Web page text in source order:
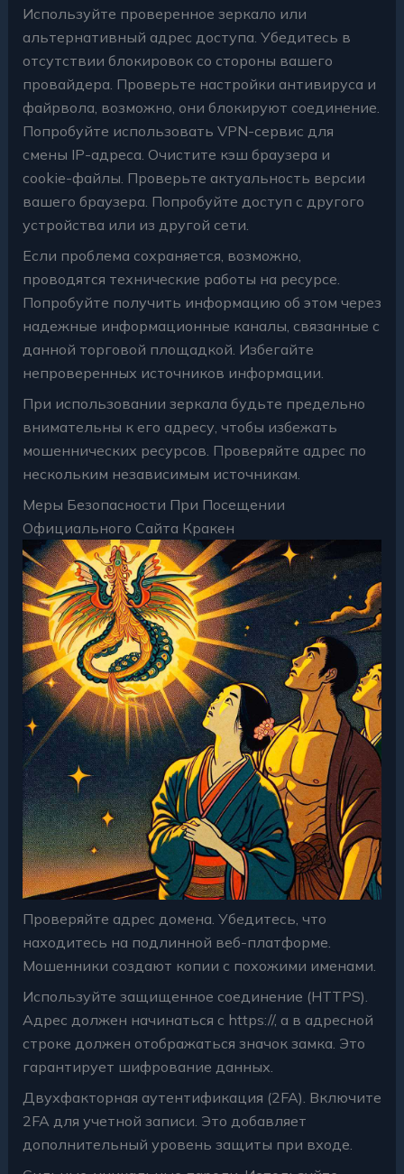
Используйте проверенное зеркало или
альтернативный адрес доступа. Убедитесь в
отсутствии блокировок со стороны вашего
провайдера. Проверьте настройки антивируса и
файрвола, возможно, они блокируют соединение.
Попробуйте использовать VPN-сервис для
смены IP-адреса. Очистите кэш браузера и
cookie-файлы. Проверьте актуальность версии
вашего браузера. Попробуйте доступ с другого
устройства или из другой сети.
Если проблема сохраняется, возможно,
проводятся технические работы на ресурсе.
Попробуйте получить информацию об этом через
надежные информационные каналы, связанные с
данной торговой площадкой. Избегайте
непроверенных источников информации.
При использовании зеркала будьте предельно
внимательны к его адресу, чтобы избежать
мошеннических ресурсов. Проверяйте адрес по
нескольким независимым источникам.
Меры Безопасности При Посещении
Официального Сайта Кракен
Проверяйте адрес домена. Убедитесь, что
находитесь на подлинной веб-платформе.
Мошенники создают копии с похожими именами.
Используйте защищенное соединение (HTTPS).
Адрес должен начинаться с https://, а в адресной
строке должен отображаться значок замка. Это
гарантирует шифрование данных.
Двухфакторная аутентификация (2FA). Включите
2FA для учетной записи. Это добавляет
дополнительный уровень защиты при входе.